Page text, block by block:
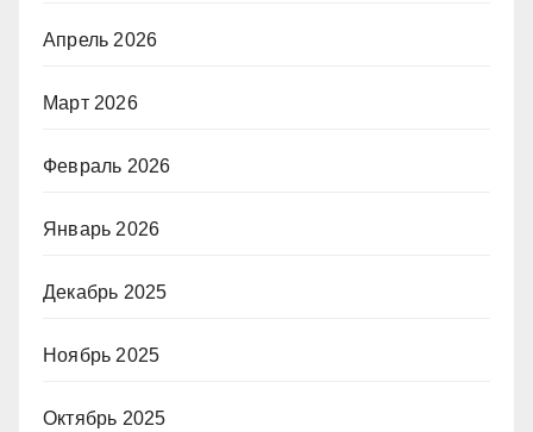
Апрель 2026
Март 2026
Февраль 2026
Январь 2026
Декабрь 2025
Ноябрь 2025
Октябрь 2025